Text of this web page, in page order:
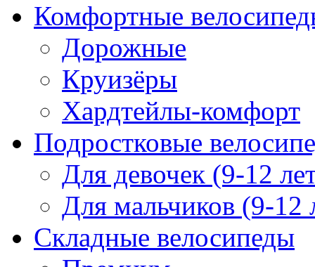
Комфортные
Дорожные
Круизёры
Хардтейлы-комфорт
Подростковые
Для девочек (9-12
Для мальчиков (9-12
Складные велосипеды